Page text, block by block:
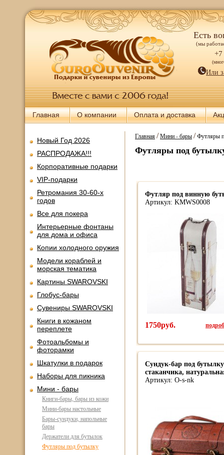
Есть
(мы
+7
Или
Главная О компании Оплата и доставка
Новый Год 2026
РАСПРОДАЖА!!!
Корпоративные подарки
VIP-подарки
Ретромания 30-60-х
годов
Все для покера
Интерьерные фонтаны
для дома и офиса
Копии холодного оружия
Модели кораблей и
морская тематика
Картины SWAROVSKI
Глобус-бары
Сувениры SWAROVSKI
Книги в кожаном
переплете
Фотоальбомы и
фоторамки
Шкатулки в подарок
Наборы для пикника
Мини - бары
Книги-бары, бары из кожи
Мини-бары настольные
Бары-сундуки, напольные
бары
Держатели для бутылок
Футляры под бутылку
Главная/Мини - бары/Футляры
Футляры под
Футляр под винную
Артикул: KMWS0008
1750руб.
Сундук-бар под
стаканчика,
Артикул: O-s-nk